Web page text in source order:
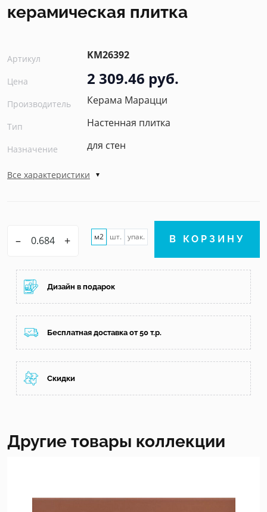
керамическая плитка
Артикул KM26392
Цена 2 309.46 руб.
Производитель Керама Марацци
Тип Настенная плитка
Назначение для стен
Все характеристики
– + м2 шт. упак. В КОРЗИНУ
Дизайн в подарок
Бесплатная доставка от 50 т.р.
Скидки
Другие товары коллекции